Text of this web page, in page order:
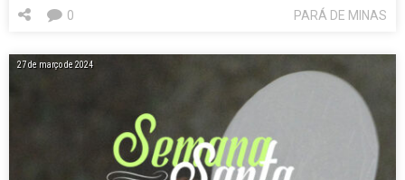
PARÁ DE MINAS
0
27 de março de 2024